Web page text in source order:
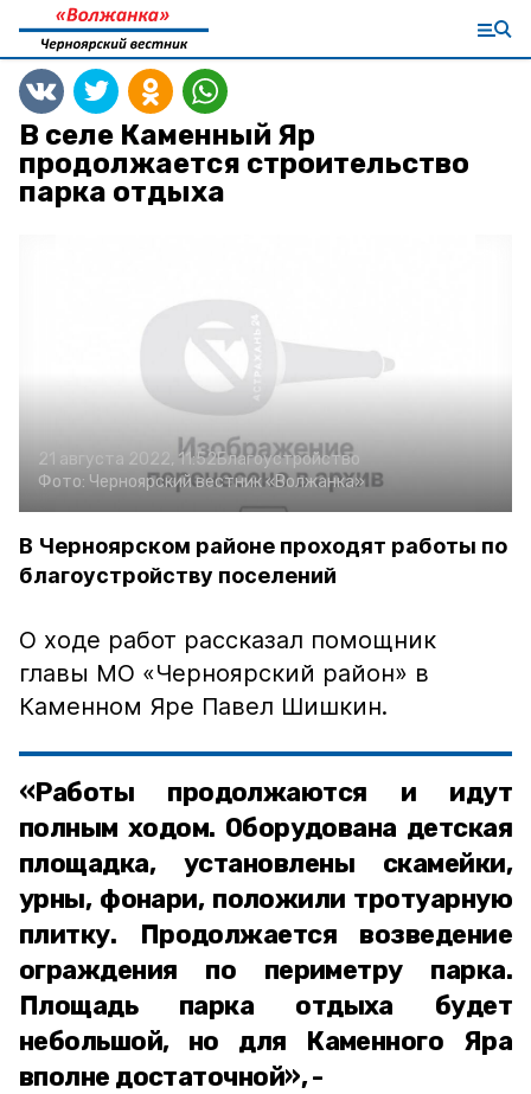
В селе Каменный Яр
продолжается строительство
парка отдыха
21 августа 2022, 11:52Благоустройство
Фото: Черноярский вестник «Волжанка»
В Черноярском районе проходят работы по
благоустройству поселений
О ходе работ рассказал помощник
главы МО «Черноярский район» в
Каменном Яре Павел Шишкин.
«Работы продолжаются и идут
полным ходом. Оборудована детская
площадка, установлены скамейки,
урны, фонари, положили тротуарную
плитку. Продолжается возведение
ограждения по периметру парка.
Площадь парка отдыха будет
небольшой, но для Каменного Яра
вполне достаточной», -